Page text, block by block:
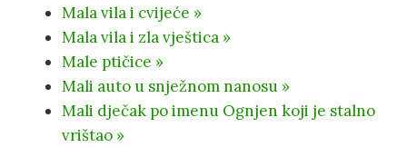
Mala vila i cvijeće »
Mala vila i zla vještica »
Male ptičice »
Mali auto u snježnom nanosu »
Mali dječak po imenu Ognjen koji je stalno
vrištao »